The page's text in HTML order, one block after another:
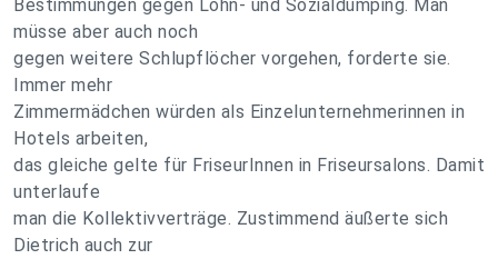
Bestimmungen gegen Lohn- und Sozialdumping. Man
müsse aber auch noch
gegen weitere Schlupflöcher vorgehen, forderte sie.
Immer mehr
Zimmermädchen würden als Einzelunternehmerinnen in
Hotels arbeiten,
das gleiche gelte für FriseurInnen in Friseursalons. Damit
unterlaufe
man die Kollektivverträge. Zustimmend äußerte sich
Dietrich auch zur